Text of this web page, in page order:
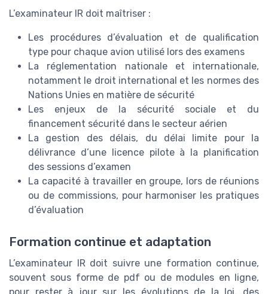
L’examinateur IR doit maîtriser :
Les procédures d’évaluation et de qualification
type pour chaque avion utilisé lors des examens
La réglementation nationale et internationale,
notamment le droit international et les normes des
Nations Unies en matière de sécurité
Les enjeux de la sécurité sociale et du
financement sécurité dans le secteur aérien
La gestion des délais, du délai limite pour la
délivrance d’une licence pilote à la planification
des sessions d’examen
La capacité à travailler en groupe, lors de réunions
ou de commissions, pour harmoniser les pratiques
d’évaluation
Formation continue et adaptation
L’examinateur IR doit suivre une formation continue,
souvent sous forme de pdf ou de modules en ligne,